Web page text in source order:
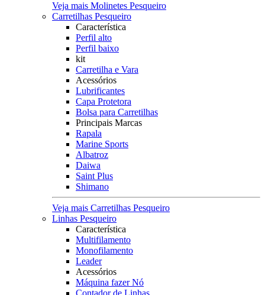
Veja mais Molinetes Pesqueiro
Carretilhas Pesqueiro
Característica
Perfil alto
Perfil baixo
kit
Carretilha e Vara
Acessórios
Lubrificantes
Capa Protetora
Bolsa para Carretilhas
Principais Marcas
Rapala
Marine Sports
Albatroz
Daiwa
Saint Plus
Shimano
Veja mais Carretilhas Pesqueiro
Linhas Pesqueiro
Característica
Multifilamento
Monofilamento
Leader
Acessórios
Máquina fazer Nó
Contador de Linhas